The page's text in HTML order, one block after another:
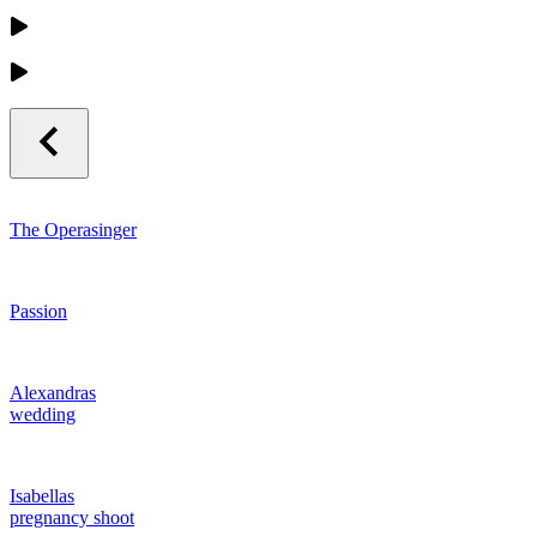
The Operasinger
Passion
Alexandras
wedding
Isabellas
pregnancy shoot